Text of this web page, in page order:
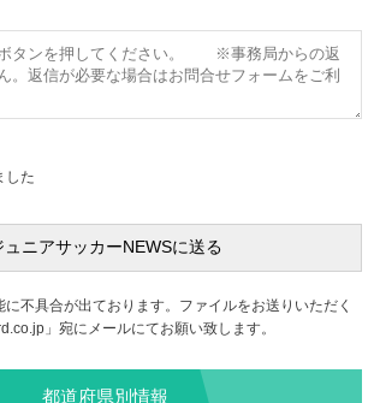
した
不具合が出ております。ファイルをお送りいただく
」宛にメールにてお願い致します。
都道府県別情報